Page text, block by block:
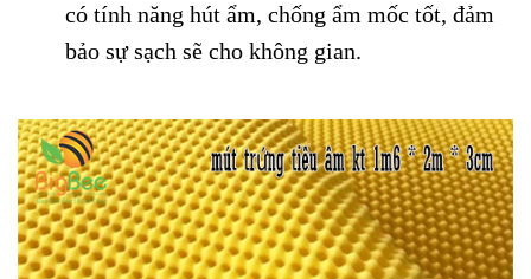
có tính năng hút ẩm, chống ẩm mốc tốt, đảm
bảo sự sạch sẽ cho không gian.